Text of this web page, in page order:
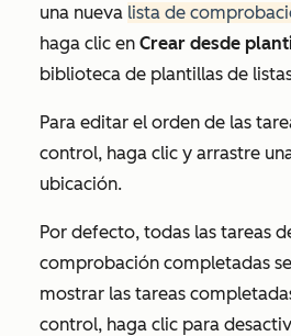
una nueva lista de
haga clic en Crear desde
biblioteca de plantillas de
Para editar el orden de las
control, haga clic y arrastre
ubicación.
Por defecto, todas las tareas
comprobación completadas
mostrar las tareas
control, haga clic para